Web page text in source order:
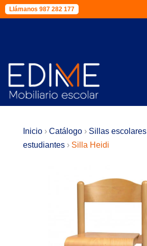
Llámanos 987 282 177
Llámanos 987 282 177
Inicio › Catálogo › Sillas escolares
estudiantes › Silla Heidi